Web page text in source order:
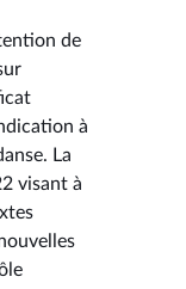
de
à
La
visant à